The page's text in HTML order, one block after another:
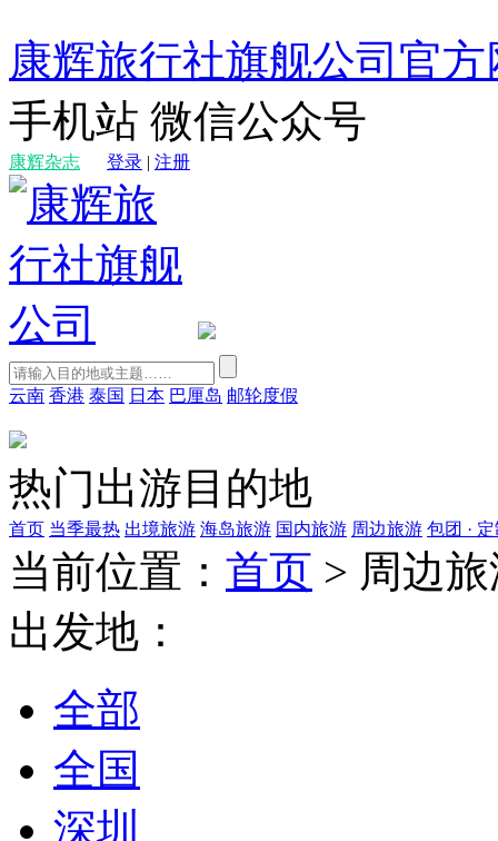
康辉旅行社旗舰公司官方
手机站 微信公众号
康辉杂志 登录 | 注册
云南 香港 泰国 日本 巴厘岛 邮轮度假
热门出游目的地
首页 当季最热 出境旅游 海岛旅游 国内旅游 周边旅游 包团 ·
当前位置： 首页 > 周边
出发地：
全部
全国
深圳